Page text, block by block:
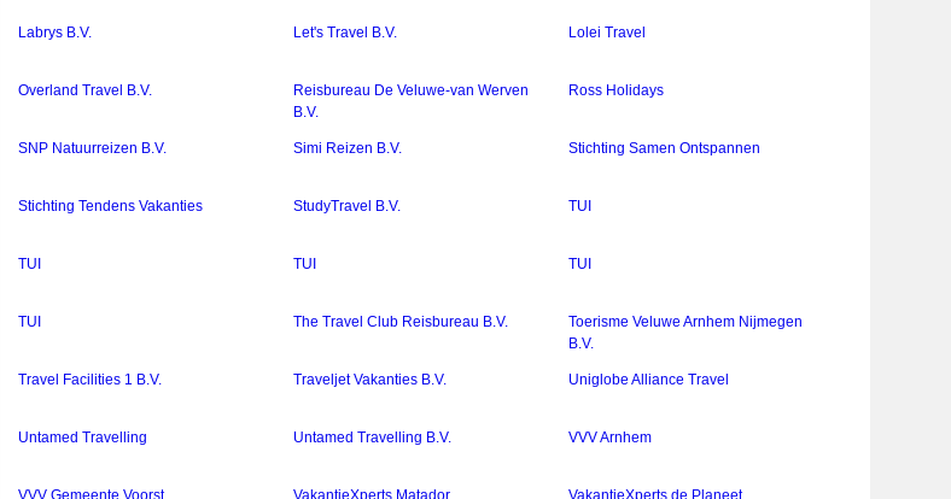
Labrys B.V. Let's Travel B.V. Lolei Travel
Overland Travel B.V.
Reisbureau De Veluwe-van Werven
B.V.
Ross Holidays
SNP Natuurreizen B.V. Simi Reizen B.V. Stichting Samen Ontspannen
Stichting Tendens Vakanties StudyTravel B.V. TUI
TUI TUI TUI
TUI The Travel Club Reisbureau B.V.
Toerisme Veluwe Arnhem Nijmegen
B.V.
Travel Facilities 1 B.V. Traveljet Vakanties B.V. Uniglobe Alliance Travel
Untamed Travelling Untamed Travelling B.V. VVV Arnhem
VVV Gemeente Voorst VakantieXperts Matador VakantieXperts de Planeet